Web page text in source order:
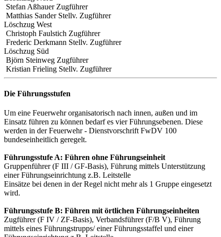
Stefan Aßhauer Zugführer
Matthias Sander Stellv. Zugführer
Löschzug West
Christoph Faulstich Zugführer
Frederic Derkmann Stellv. Zugführer
Löschzug Süd
Björn Steinweg Zugführer
Kristian Frieling Stellv. Zugführer
Die Führungsstufen
Um eine Feuerwehr organisatorisch nach innen, außen und im
Einsatz führen zu können bedarf es vier Führungsebenen. Diese
werden in der Feuerwehr - Dienstvorschrift FwDV 100
bundeseinheitlich geregelt.
Führungsstufe A: Führen ohne Führungseinheit
Gruppenführer (F III / GF-Basis), Führung mittels Unterstützung
einer Führungseinrichtung z.B. Leitstelle
Einsätze bei denen in der Regel nicht mehr als 1 Gruppe eingesetzt
wird.
Führungsstufe B: Führen mit örtlichen Führungseinheiten
Zugführer (F IV / ZF-Basis), Verbandsführer (F/B V), Führung
mittels eines Führungstrupps/ einer Führungsstaffel und einer